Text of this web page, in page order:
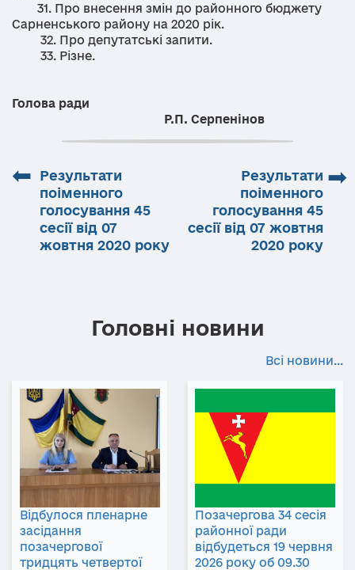
31. Про внесення змін до районного бюджету
Сарненського району на 2020 рік.
32. Про депутатські запити.
33. Різне.
Голова ради
Р.П. Серпенінов
⬅
Результати
поіменного
голосування 45
сесії від 07
жовтня 2020 року
➡
Результати
поіменного
голосування 45
сесії від 07 жовтня
2020 року
Головні новини
Всі новини...
Відбулося пленарне
засідання
позачергової
тридцять четвертої
Позачергова 34 сесія
районної ради
відбудеться 19 червня
2026 року об 09.30